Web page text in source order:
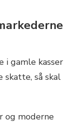
i gamle kasser
så skal
og moderne